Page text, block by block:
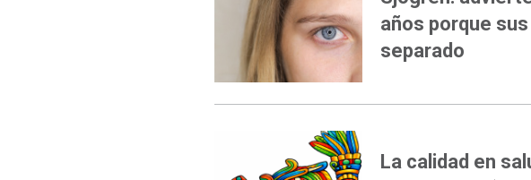
años porque
separado
La calidad en